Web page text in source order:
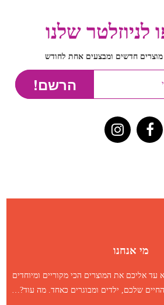
לניוזלטר שלנו
מוצרים חדשים ומבצעים אחת לחודש
מי אנחנו
עד אליכם את המוצרים הכי מקוריים ומיוחדים
החיים שלכם, ילדים ומבוגרים כאחד.מה עוד?…